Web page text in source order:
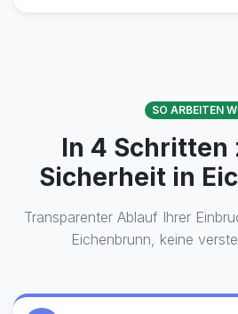
SO ARBEITEN
In 4 Schritten
Sicherheit in
Transparenter Ablauf Ihrer
Eichenbrunn, keine